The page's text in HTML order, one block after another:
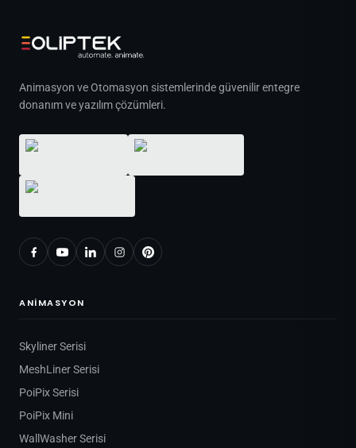
Animasyon ve Otomasyon sistemlerinde güvenilir entegre
donanım ve yazılım çözümleri.
ANIMASYON
Skyliner Serisi
MeshLiner Serisi
PoiPix Serisi
PoiPix Mini
WallWasher Serisi